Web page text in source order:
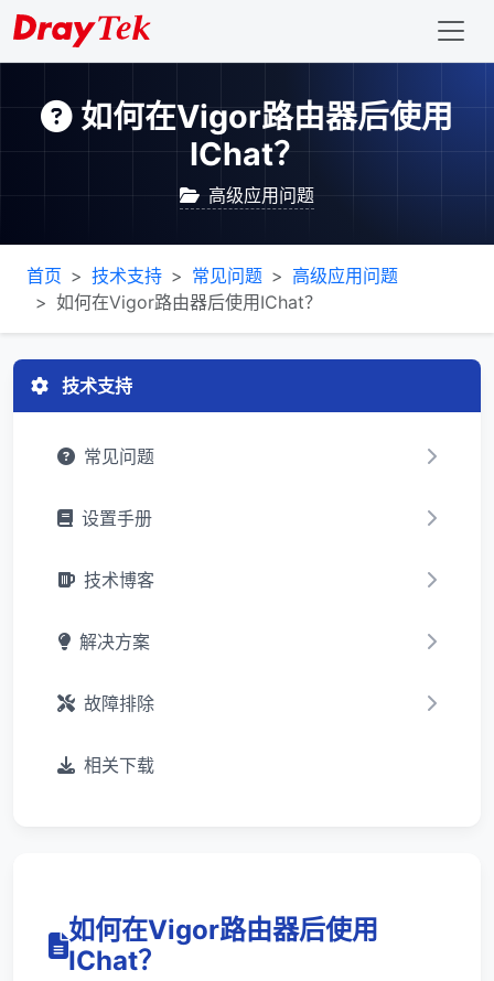
如何在Vigor路由器后使用
IChat？
高级应用问题
首页 技术支持 常见问题
高级应用问题
如何在Vigor路由器后使用IChat？
技术支持
常见问题
设置手册
技术博客
解决方案
故障排除
相关下载
如何在Vigor路由器后使用
IChat？